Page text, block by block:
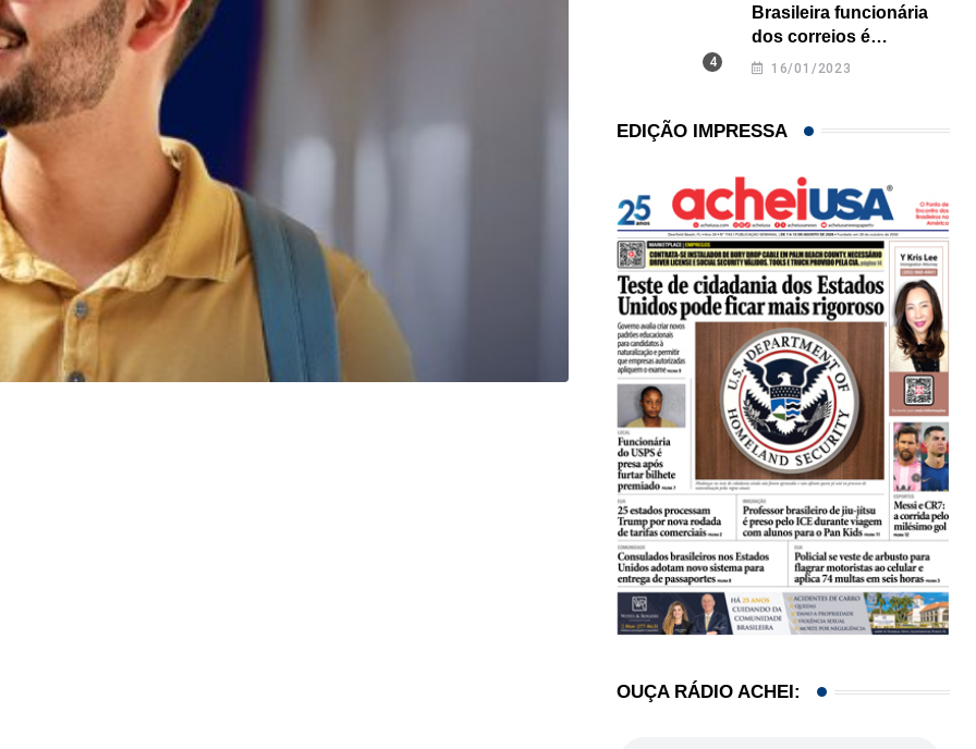
BRASIL,COMUNIDADE
Estudantes brasileiros conquistam ouro em
06/08/2026
Brasileira funcionária
dos correios é
assassinada a facadas
16/01/2023
EDIÇÃO IMPRESSA
OUÇA RÁDIO ACHEI: